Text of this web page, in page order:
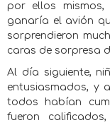
por ellos
ganaría el avión
sorprendieron
caras de sorpresa
Al día siguiente,
entusiasmados, y
todos habían
fueron